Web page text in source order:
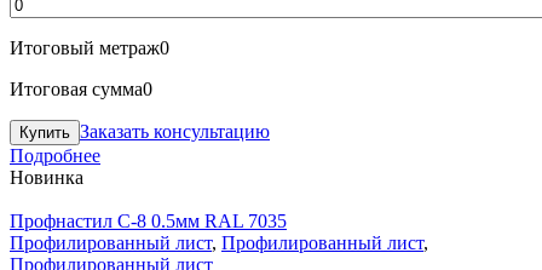
Итоговый метраж0
Итоговая сумма0
Заказать консультацию
Подробнее
Новинка
Профнастил С-8 0.5мм RAL 7035
Профилированный лист, Профилированный лист,
Профилированный лист